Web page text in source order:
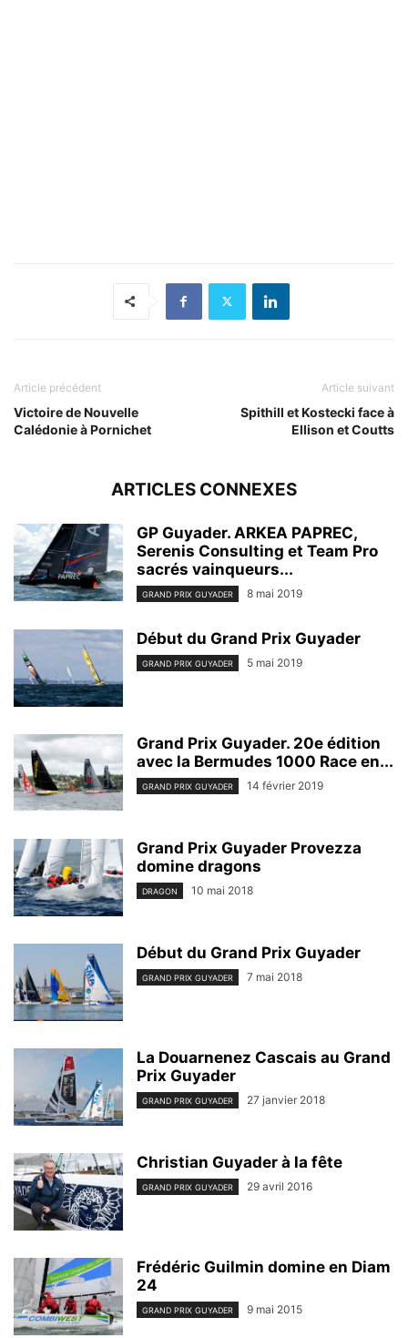
Article précédent
Victoire de Nouvelle
Calédonie à Pornichet
Article suivant
Spithill et Kostecki face à
Ellison et Coutts
ARTICLES CONNEXES
GP Guyader. ARKEA PAPREC,
Serenis Consulting et Team Pro
sacrés vainqueurs...
GRAND PRIX GUYADER 8 mai 2019
Début du Grand Prix Guyader
GRAND PRIX GUYADER 5 mai 2019
Grand Prix Guyader. 20e édition
avec la Bermudes 1000 Race en...
GRAND PRIX GUYADER 14 février 2019
Grand Prix Guyader Provezza
domine dragons
DRAGON 10 mai 2018
Début du Grand Prix Guyader
GRAND PRIX GUYADER 7 mai 2018
La Douarnenez Cascais au Grand
Prix Guyader
GRAND PRIX GUYADER 27 janvier 2018
Christian Guyader à la fête
GRAND PRIX GUYADER 29 avril 2016
Frédéric Guilmin domine en Diam
24
GRAND PRIX GUYADER 9 mai 2015